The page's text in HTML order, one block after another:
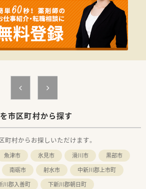
市区町村から探す
町村からお探しいただけます。
魚津市 氷見市 滑川市
黒部市
南砺市 射水市
中新川郡上市町
川郡入善町 下新川郡朝日町